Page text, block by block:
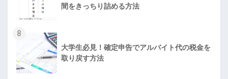
間をきっちり詰める方法
8
大学生必見！確定申告でアルバイト代の税金を
取り戻す方法